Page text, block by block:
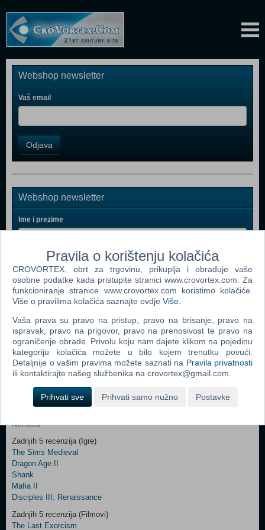
Webshop newsletter
Vaš email
Odjava
Webshop newsletter
Ime i prezime
Vaš email
Control
One
Newsletter
Control
Field
Newsletter
Control
Field
Three
Newsletter
Prijavi me Odjava
Ova stranica i njen sadržaj su © Copyright 2001 - 2026 by CroVortex.
Zabava
Net.bela
Zadnjih 5 recenzija (Igre)
The Sims Medieval
Dragon Age II
Shank
Mafia II
Disciples III: Renaissance
Zadnjih 5 recenzija (Filmovi)
The Last Exorcism
Pravila o korištenju kolačića
CROVORTEX, obrt za trgovinu, prikuplja i obrađuje vaše
osobne podatke kada pristupite stranici www.crovortex.com. Za
funkcioniranje stranice www.crovortex.com koristimo kolačiće.
Više o pravilima kolačića saznajte ovdje Više
Vaša prava su pravo na pristup, pravo na brisanje, pravo na
ispravak, pravo na prigovor, pravo na prenosivost te pravo na
ograničenje obrade. Privolu koju nam dajete klikom na pojedinu
kategoriju kolačića možete u bilo kojem trenutku povući.
Detaljnije o vašim pravima možete saznati na Pravila privatnosti
ili kontaktirajte našeg službenika na crovortex@gmail.com.
Prihvati sve Prihvati samo nužno Postavke